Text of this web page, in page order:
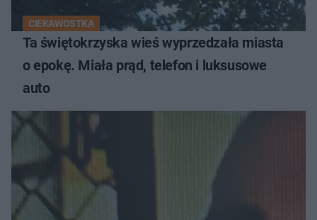
CIEKAWOSTKA
Ta świętokrzyska wieś wyprzedzała miasta
o epokę. Miała prąd, telefon i luksusowe
auto